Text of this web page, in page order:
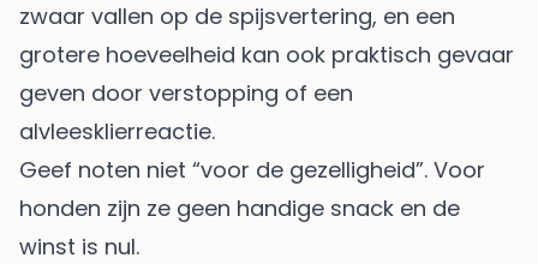
zwaar vallen op de spijsvertering, en een
grotere hoeveelheid kan ook praktisch gevaar
geven door verstopping of een
alvleesklierreactie.
Geef noten niet “voor de gezelligheid”. Voor
honden zijn ze geen handige snack en de
winst is nul.